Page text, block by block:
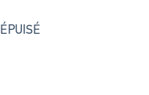
ÉPUISÉ